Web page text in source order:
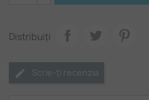
Distribuiți
Scrie-ți recenzia